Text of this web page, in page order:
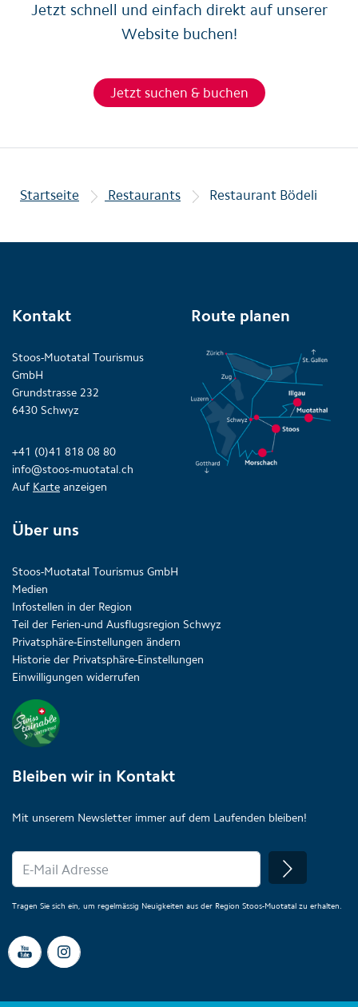
Jetzt schnell und einfach direkt auf unserer
Website buchen!
Jetzt suchen & buchen
Startseite Restaurants Restaurant Bödeli
Kontakt
Stoos-Muotatal Tourismus
GmbH
Grundstrasse 232
6430 Schwyz
+41 (0)41 818 08 80
info@stoos-muotatal.ch
Auf Karte anzeigen
Route planen
Über uns
Stoos-Muotatal Tourismus GmbH
Medien
Infostellen in der Region
Teil der Ferien-und Ausflugsregion Schwyz
Privatsphäre-Einstellungen ändern
Historie der Privatsphäre-Einstellungen
Einwilligungen widerrufen
Bleiben wir in Kontakt
Mit unserem Newsletter immer auf dem Laufenden bleiben!
Tragen Sie sich ein, um regelmässig Neuigkeiten aus der Region Stoos-Muotatal zu erhalten.